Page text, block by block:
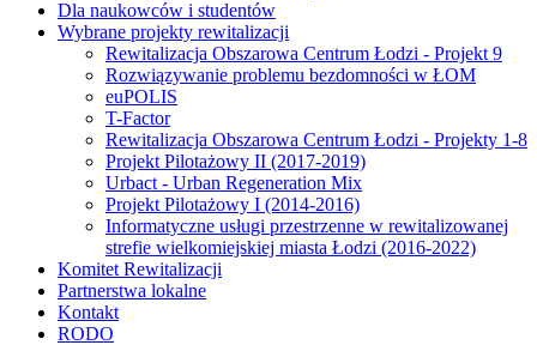
Dla naukowców i studentów
Wybrane projekty rewitalizacji
Rewitalizacja Obszarowa Centrum Łodzi - Projekt 9
Rozwiązywanie problemu bezdomności w ŁOM
euPOLIS
T-Factor
Rewitalizacja Obszarowa Centrum Łodzi - Projekty 1-8
Projekt Pilotażowy II (2017-2019)
Urbact - Urban Regeneration Mix
Projekt Pilotażowy I (2014-2016)
Informatyczne usługi przestrzenne w rewitalizowanej
strefie wielkomiejskiej miasta Łodzi (2016-2022)
Komitet Rewitalizacji
Partnerstwa lokalne
Kontakt
RODO